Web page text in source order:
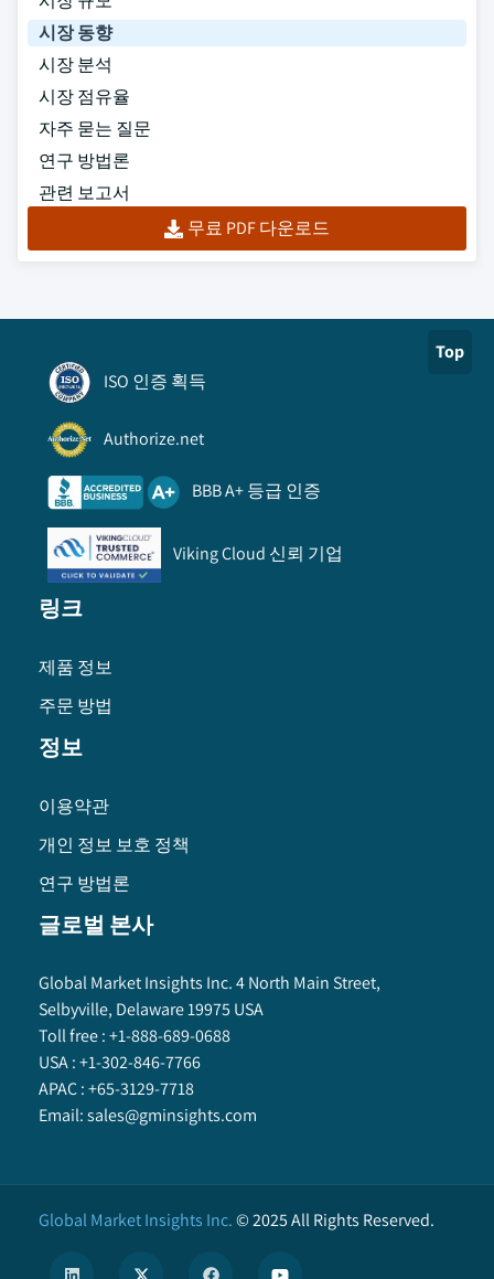
시장 동향
시장 분석
시장 점유율
자주 묻는 질문
연구 방법론
관련 보고서
무료 PDF 다운로드
Top
ISO 인증 획득
Authorize.net
BBB A+ 등급 인증
Viking Cloud 신뢰 기업
링크
제품 정보
주문 방법
정보
이용약관
개인 정보 보호 정책
연구 방법론
글로벌 본사
Global Market Insights Inc. 4 North Main Street,
Selbyville, Delaware 19975 USA
Toll free :+1-888-689-0688
USA :+1-302-846-7766
APAC :+65-3129-7718
Email:sales@gminsights.com
Global Market Insights Inc.©2025All Rights Reserved.